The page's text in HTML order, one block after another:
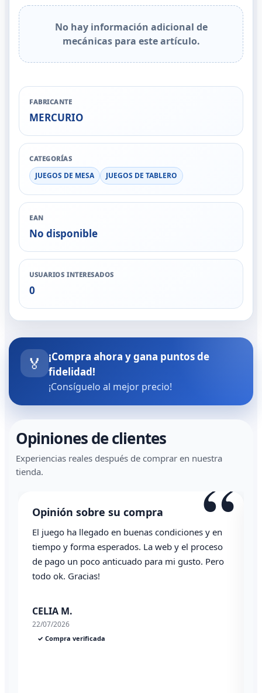
No hay información adicional de
mecánicas para este artículo.
FABRICANTE
MERCURIO
CATEGORÍAS
JUEGOS DE MESA JUEGOS DE TABLERO
EAN
No disponible
USUARIOS INTERESADOS
0
🏅
¡Compra ahora y gana puntos de
fidelidad!
¡Consíguelo al mejor precio!
Opiniones de clientes
Experiencias reales después de comprar en nuestra
tienda.
“
Opinión sobre su compra
El juego ha llegado en buenas condiciones y en
tiempo y forma esperados. La web y el proceso
de pago un poco anticuado para mi gusto. Pero
todo ok. Gracias!
CELIA M.
22/07/2026
✓ Compra verificada